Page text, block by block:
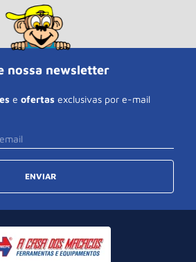
nossa newsletter
e ofertas exclusivas por e-mail
ENVIAR